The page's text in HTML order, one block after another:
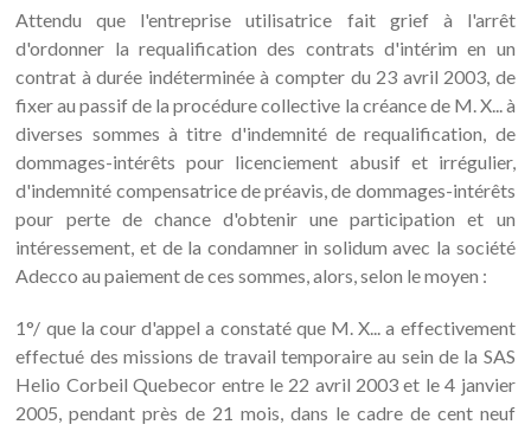
Attendu que l'entreprise utilisatrice fait grief à l'arrêt
d'ordonner la requalification des contrats d'intérim en un
contrat à durée indéterminée à compter du 23 avril 2003, de
fixer au passif de la procédure collective la créance de M. X... à
diverses sommes à titre d'indemnité de requalification, de
dommages-intérêts pour licenciement abusif et irrégulier,
d'indemnité compensatrice de préavis, de dommages-intérêts
pour perte de chance d'obtenir une participation et un
intéressement, et de la condamner in solidum avec la société
Adecco au paiement de ces sommes, alors, selon le moyen :
1°/ que la cour d'appel a constaté que M. X... a effectivement
effectué des missions de travail temporaire au sein de la SAS
Helio Corbeil Quebecor entre le 22 avril 2003 et le 4 janvier
2005, pendant près de 21 mois, dans le cadre de cent neuf